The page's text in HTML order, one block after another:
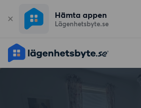
Hämta appen
Lägenhetsbyte.se